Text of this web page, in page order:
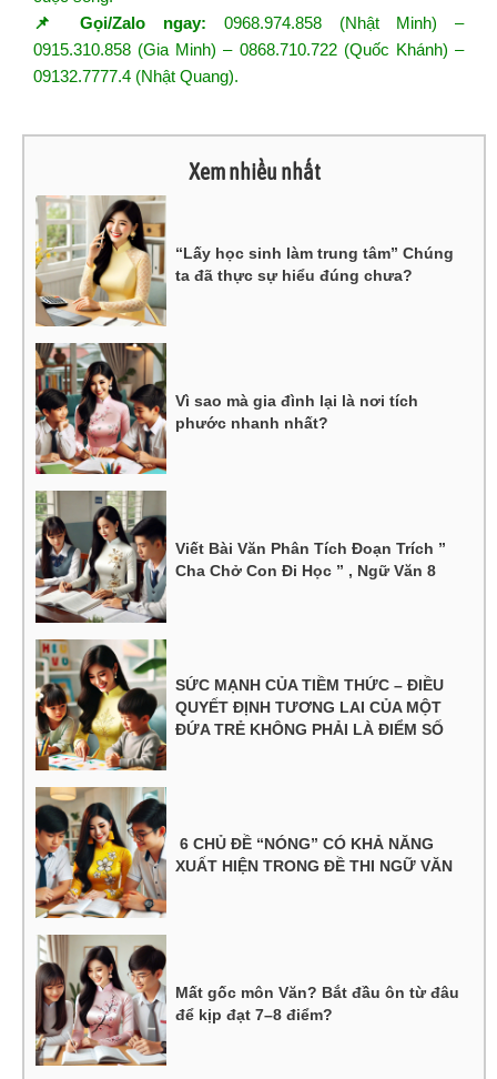
📌 Gọi/Zalo ngay: 0968.974.858 (Nhật Minh) –
0915.310.858 (Gia Minh) – 0868.710.722 (Quốc Khánh) –
09132.7777.4 (Nhật Quang).
Xem nhiều nhất
“Lấy học sinh làm trung tâm” Chúng
ta đã thực sự hiểu đúng chưa?
Vì sao mà gia đình lại là nơi tích
phước nhanh nhất?
Viết Bài Văn Phân Tích Đoạn Trích ”
Cha Chở Con Đi Học ” , Ngữ Văn 8
SỨC MẠNH CỦA TIỀM THỨC – ĐIỀU
QUYẾT ĐỊNH TƯƠNG LAI CỦA MỘT
ĐỨA TRẺ KHÔNG PHẢI LÀ ĐIỂM SỐ
6 CHỦ ĐỀ “NÓNG” CÓ KHẢ NĂNG
XUẤT HIỆN TRONG ĐỀ THI NGỮ VĂN
Mất gốc môn Văn? Bắt đầu ôn từ đâu
để kịp đạt 7–8 điểm?